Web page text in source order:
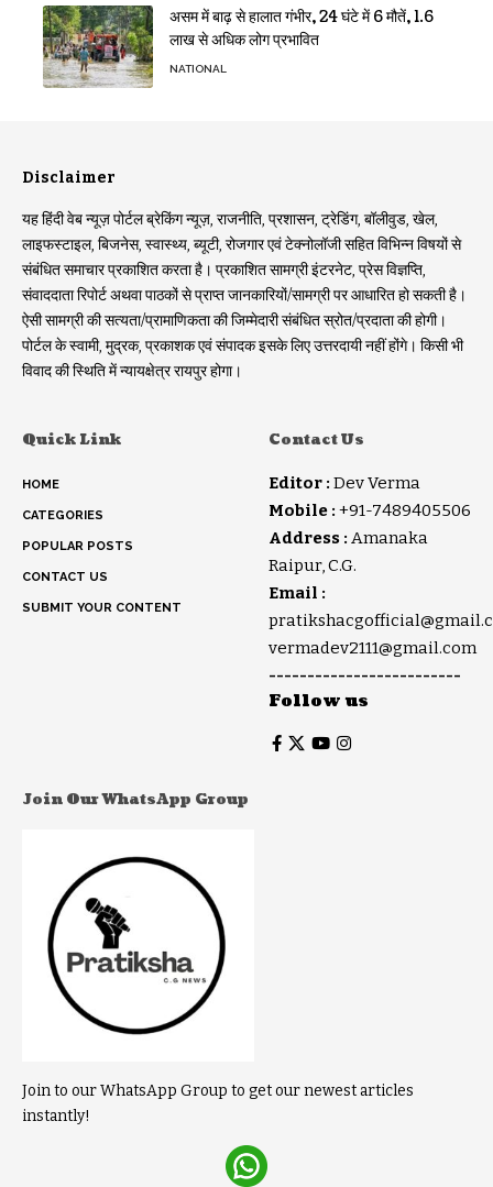
असम में बाढ़ से हालात गंभीर, 24 घंटे में 6 मौतें, 1.6
लाख से अधिक लोग प्रभावित
NATIONAL
Disclaimer
यह हिंदी वेब न्यूज़ पोर्टल ब्रेकिंग न्यूज़, राजनीति, प्रशासन, ट्रेडिंग, बॉलीवुड, खेल,
लाइफस्टाइल, बिजनेस, स्वास्थ्य, ब्यूटी, रोजगार एवं टेक्नोलॉजी सहित विभिन्न विषयों से
संबंधित समाचार प्रकाशित करता है। प्रकाशित सामग्री इंटरनेट, प्रेस विज्ञप्ति,
संवाददाता रिपोर्ट अथवा पाठकों से प्राप्त जानकारियों/सामग्री पर आधारित हो सकती है।
ऐसी सामग्री की सत्यता/प्रामाणिकता की जिम्मेदारी संबंधित स्रोत/प्रदाता की होगी।
पोर्टल के स्वामी, मुद्रक, प्रकाशक एवं संपादक इसके लिए उत्तरदायी नहीं होंगे। किसी भी
विवाद की स्थिति में न्यायक्षेत्र रायपुर होगा।
Quick Link
HOME
CATEGORIES
POPULAR POSTS
CONTACT US
SUBMIT YOUR CONTENT
Contact Us
Editor : Dev Verma
Mobile : +91-7489405506
Address : Amanaka
Raipur, C.G.
Email :
vermadev2111@gmail.com
-------------------------
Follow us
Join Our WhatsApp Group
Join to our WhatsApp Group to get our newest articles
instantly!